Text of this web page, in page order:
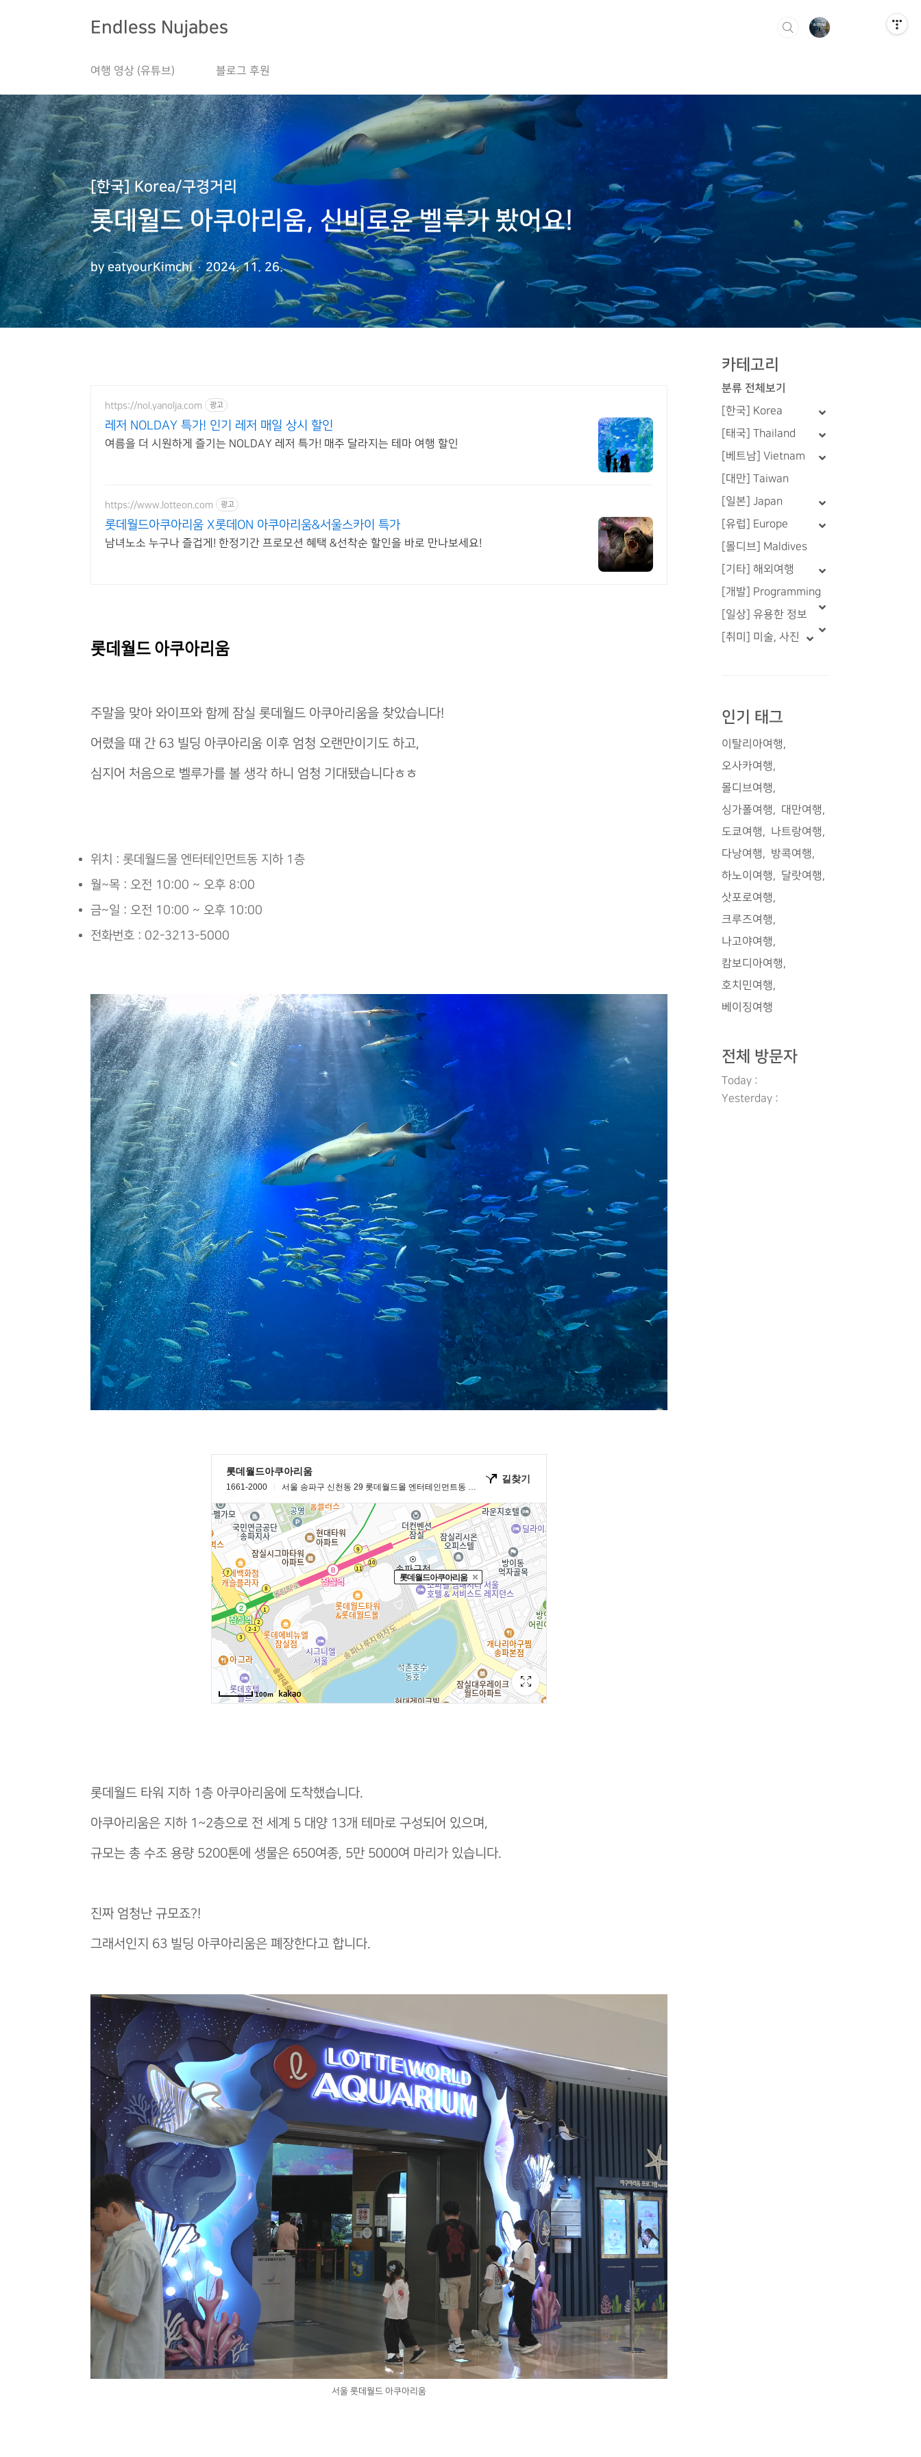
Endless Nujabes
여행 영상 (유튜브) 블로그 후원
[한국] Korea/구경거리
롯데월드 아쿠아리움, 신비로운 벨루가 봤어요!
by eatyourKimchi 2024. 11. 26.
https://nol.yanolja.com 광고
레저 NOLDAY 특가! 인기 레저 매일 상시 할인
여름을 더 시원하게 즐기는 NOLDAY 레저 특가! 매주 달라지는 테마 여행 할인
https://www.lotteon.com 광고
롯데월드아쿠아리움 X롯데ON 아쿠아리움&서울스카이 특가
남녀노소 누구나 즐겁게! 한정기간 프로모션 혜택 &선착순 할인을 바로 만나보세요!
롯데월드 아쿠아리움
주말을 맞아 와이프와 함께 잠실 롯데월드 아쿠아리움을 찾았습니다!
어렸을 때 간 63 빌딩 아쿠아리움 이후 엄청 오랜만이기도 하고,
심지어 처음으로 벨루가를 볼 생각 하니 엄청 기대됐습니다ㅎㅎ
위치 : 롯데월드몰 엔터테인먼트동 지하 1층
월~목 : 오전 10:00 ~ 오후 8:00
금~일 : 오전 10:00 ~ 오후 10:00
전화번호 : 02-3213-5000
롯데월드 타워 지하 1층 아쿠아리움에 도착했습니다.
아쿠아리움은 지하 1~2층으로 전 세계 5 대양 13개 테마로 구성되어 있으며,
규모는 총 수조 용량 5200톤에 생물은 650여종, 5만 5000여 마리가 있습니다.
진짜 엄청난 규모죠?!
그래서인지 63 빌딩 아쿠아리움은 폐장한다고 합니다.
서울 롯데월드 아쿠아리움
카테고리
분류 전체보기
[한국] Korea
[태국] Thailand
[베트남] Vietnam
[대만] Taiwan
[일본] Japan
[유럽] Europe
[몰디브] Maldives
[기타] 해외여행
[개발] Programming
[일상] 유용한 정보
[취미] 미술, 사진
인기 태그
이탈리아여행
오사카여행
몰디브여행
싱가폴여행
대만여행
도쿄여행
나트랑여행
다낭여행
방콕여행
하노이여행
달랏여행
삿포로여행
크루즈여행
나고야여행
캄보디아여행
호치민여행
베이징여행
전체 방문자
Today :
Yesterday :